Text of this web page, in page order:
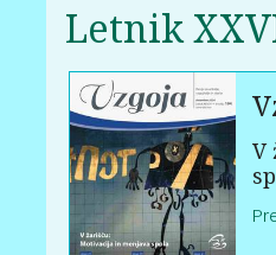
Letnik
V